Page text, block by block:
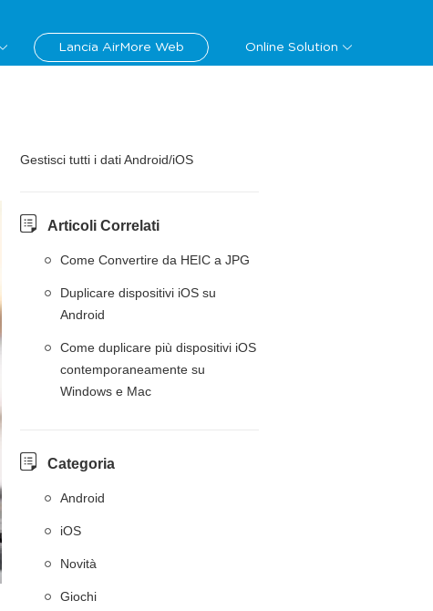
Lancia AirMore Web Online Solution
Gestisci tutti i dati Android/iOS
Articoli Correlati
Come Convertire da HEIC a JPG
Duplicare dispositivi iOS su
Android
Come duplicare più dispositivi iOS
contemporaneamente su
Windows e Mac
Categoria
Android
iOS
Novità
Giochi